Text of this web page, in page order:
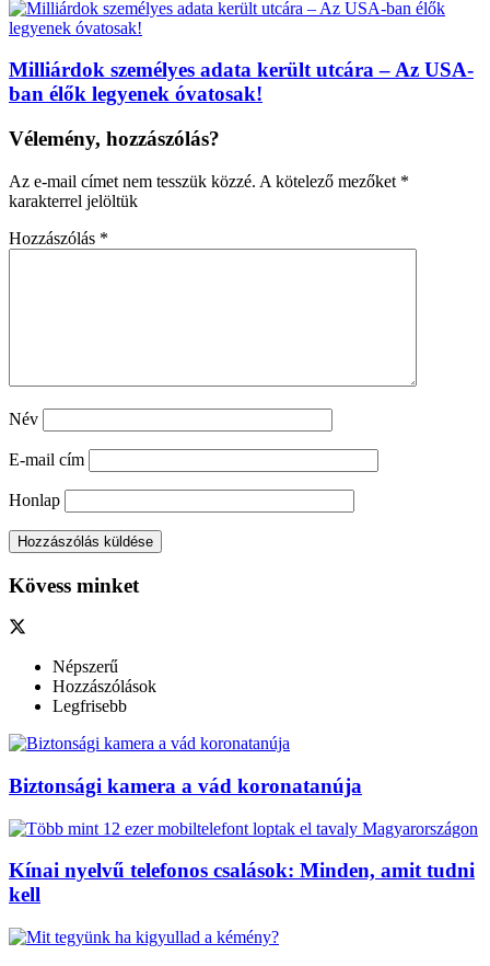
Milliárdok személyes adata került utcára – Az USA-
ban élők legyenek óvatosak!
Vélemény, hozzászólás?
Az e-mail címet nem tesszük közzé. A kötelező mezőket *
karakterrel jelöltük
Hozzászólás *
Név
E-mail cím
Honlap
Kövess minket
Népszerű
Hozzászólások
Legfrisebb
Biztonsági kamera a vád koronatanúja
Kínai nyelvű telefonos csalások: Minden, amit tudni
kell